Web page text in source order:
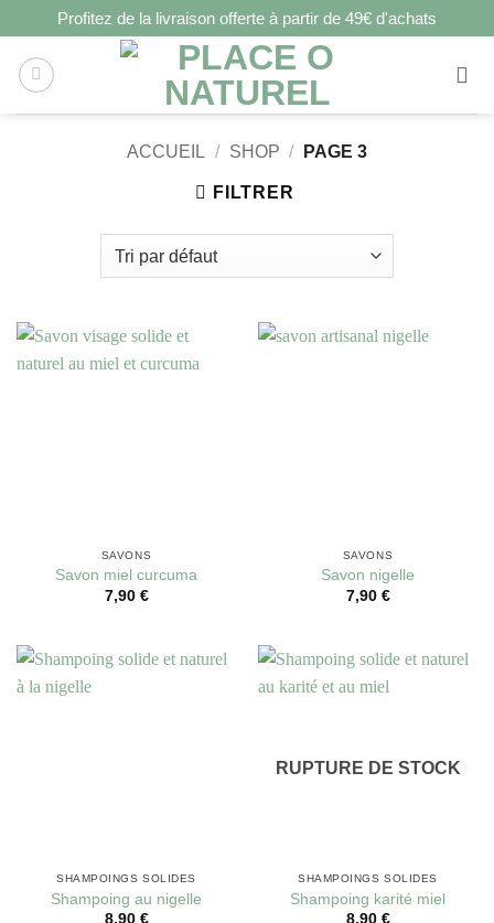
Profitez de la livraison offerte à partir de 49€ d'achats
ACCUEIL / SHOP / PAGE 3
FILTRER
SAVONS
Savon miel curcuma
7,90 €
SAVONS
Savon nigelle
7,90 €
SHAMPOINGS SOLIDES
Shampoing au nigelle
8,90 €
RUPTURE DE STOCK
SHAMPOINGS SOLIDES
Shampoing karité miel
8,90 €